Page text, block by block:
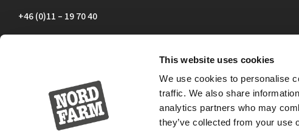
This website uses cookies
We use cookies to personalise
traffic. We also share
analytics partners who may
they’ve collected from your use
+46 (0)11 – 19 70 40